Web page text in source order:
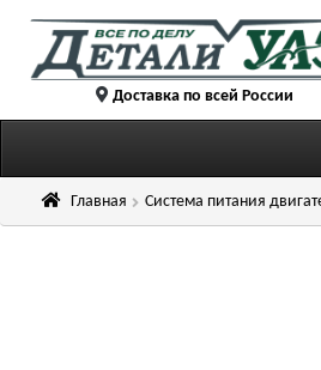
Перейти
Перейти
содержимому Доставка по всей России
Главная Система питания